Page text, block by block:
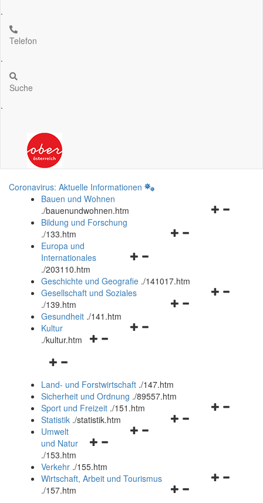
.
Telefon
.
Suche
.
Coronavirus: Aktuelle Informationen
Bauen und Wohnen
./bauenundwohnen.htm
Navigationsmenü
Bildung und Forschung
./133.htm
Navigationsmenü
und
schließen
Europa und
Internationales
./203110.htm
Geschichte und Geografie ./141017.htm
Navigationsmenü
Gesellschaft und Soziales
./139.htm
Navigationsmenü
Gesundheit ./141.htm
Navigationsmenü
Kultur
./kultur.htm
Navigationsmenü
und
schließen
Land- und Forstwirtschaft ./147.htm
Sicherheit und Ordnung ./89557.htm
Navigationsmenü
Sport und Freizeit ./151.htm
Navigationsmenü
Statistik ./statistik.htm
Navigationsmenü
und
schließen
Umwelt
und Natur
./153.htm
Verkehr ./155.htm
Navigationsmenü
Wirtschaft, Arbeit und Tourismus
./157.htm